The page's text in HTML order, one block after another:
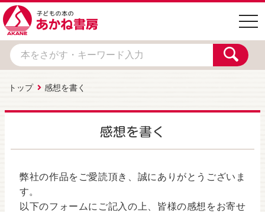
トップ 感想を書く
感想を書く
弊社の作品をご愛読頂き、誠にありがとうございま
す。
以下のフォームにご記入の上、皆様の感想をお寄せ